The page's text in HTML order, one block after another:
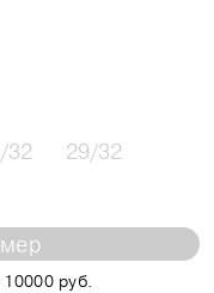
32
29/32
10000 руб.